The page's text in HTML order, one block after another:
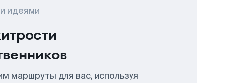
идеями
маршруты для вас, используя